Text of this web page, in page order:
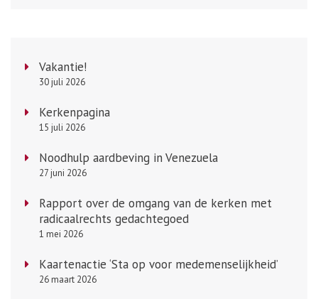
Vakantie!
30 juli 2026
Kerkenpagina
15 juli 2026
Noodhulp aardbeving in Venezuela
27 juni 2026
Rapport over de omgang van de kerken met
radicaalrechts gedachtegoed
1 mei 2026
Kaartenactie ‘Sta op voor medemenselijkheid’
26 maart 2026